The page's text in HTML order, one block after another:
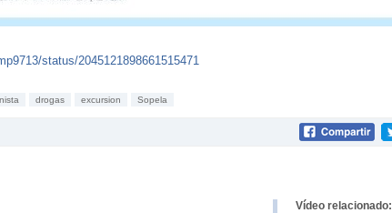
status/2045121898661515471
drogas excursion Sopela
Vídeo relacionado: